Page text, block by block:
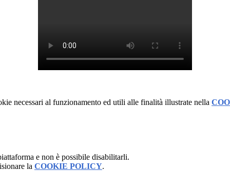
necessari al funzionamento ed utili alle finalità illustrate nella
e non è possibile disabilitarli.
la COOKIE POLICY.